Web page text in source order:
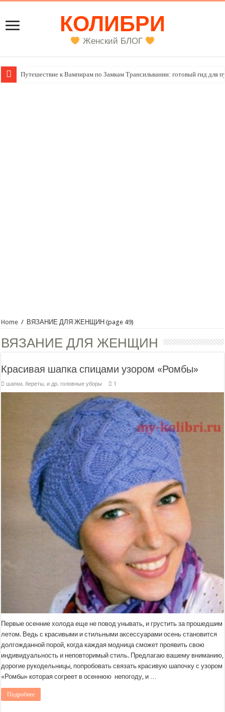
КОЛИБРИ
Женский БЛОГ
Женский внутренний голос
Home / ВЯЗАНИЕ ДЛЯ ЖЕНЩИН (page 49)
ВЯЗАНИЕ ДЛЯ ЖЕНЩИН
Красивая шапка спицами узором «Ромбы»
шапки, береты, и др. головные уборы 1
Первые осенние холода еще не повод унывать, и грустить за прошедшим
летом. Ведь с красивыми и стильными аксессуарами осень становится
долгожданной порой, когда каждая модница сможет проявить свою
индивидуальность и неповторимый стиль. Предлагаю вашему вниманию,
дорогие рукодельницы, попробовать связать красивую шапочку с узором
«Ромбы» которая согреет в осеннюю непогоду, и …
Подробнее